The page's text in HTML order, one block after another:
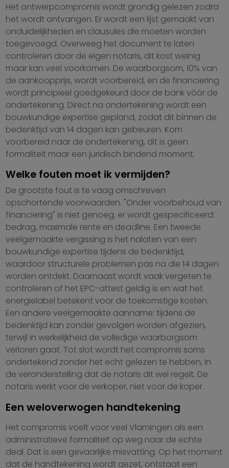
Het ontwerpcompromis wordt grondig gelezen zodra
het wordt ontvangen. Er wordt een lijst gemaakt van
onduidelijkheden en clausules die moeten worden
toegevoegd. Overweeg het document te laten
controleren door de eigen notaris, dit kost weinig
maar kan veel voorkomen. De waarborgsom, 10% van
de aankoopprijs, wordt voorbereid, en de financiering
wordt principieel goedgekeurd door de bank vóór de
ondertekening. Direct na ondertekening wordt een
bouwkundige expertise gepland, zodat dit binnen de
bedenktijd van 14 dagen kan gebeuren. Kom
voorbereid naar de ondertekening, dit is geen
formaliteit maar een juridisch bindend moment.
Welke fouten moet ik vermijden?
De grootste fout is te vaag omschreven
opschortende voorwaarden. "Onder voorbehoud van
financiering" is niet genoeg, er wordt gespecificeerd:
bedrag, maximale rente en deadline. Een tweede
veelgemaakte vergissing is het nalaten van een
bouwkundige expertise tijdens de bedenktijd,
waardoor structurele problemen pas na die 14 dagen
worden ontdekt. Daarnaast wordt vaak vergeten te
controleren of het EPC-attest geldig is en wat het
energielabel betekent voor de toekomstige kosten.
Een andere veelgemaakte aanname: tijdens de
bedenktijd kan zonder gevolgen worden afgezien,
terwijl in werkelijkheid de volledige waarborgsom
verloren gaat. Tot slot wordt het compromis soms
ondertekend zonder het echt gelezen te hebben, in
de veronderstelling dat de notaris dit wel regelt. De
notaris werkt voor de verkoper, niet voor de koper.
Een weloverwogen handtekening
Het compromis voelt voor veel Vlamingen als een
administratieve formaliteit op weg naar de echte
deal. Dat is een gevaarlijke misvatting. Op het moment
dat de handtekening wordt gezet, ontstaat een